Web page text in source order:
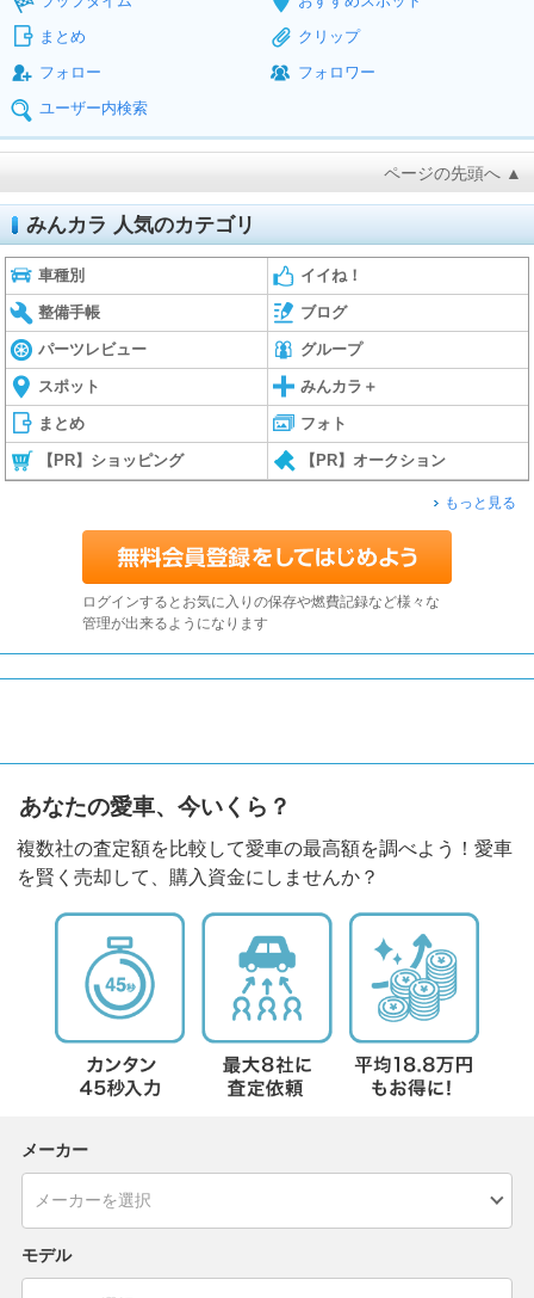
まとめ
クリップ
フォロー
フォロワー
ユーザー内検索
ページの先頭へ ▲
みんカラ 人気のカテゴリ
車種別 イイね！
整備手帳 ブログ
パーツレビュー グループ
スポット みんカラ＋
まとめ フォト
【PR】ショッピング 【PR】オークション
もっと見る
ログインするとお気に入りの保存や燃費記録など様々な
管理が出来るようになります
あなたの愛車、今いくら？
複数社の査定額を比較して愛車の最高額を調べよう！愛車
を賢く売却して、購入資金にしませんか？
メーカー
モデル